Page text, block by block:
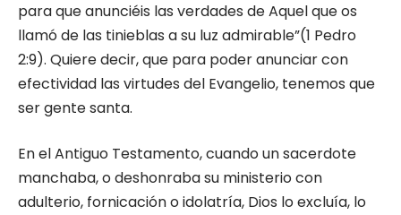
para que anunciéis las verdades de Aquel que os
llamó de las tinieblas a su luz admirable”(1 Pedro
2:9). Quiere decir, que para poder anunciar con
efectividad las virtudes del Evangelio, tenemos que
ser gente santa.
En el Antiguo Testamento, cuando un sacerdote
manchaba, o deshonraba su ministerio con
adulterio, fornicación o idolatría, Dios lo excluía, lo